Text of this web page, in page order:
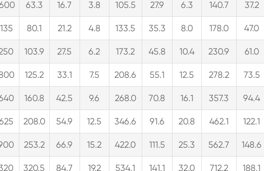
63.3 16.7 3.8 105.5 27.9 6.3 140.7 37.2
80.1 21.2 4.8 133.5 35.3 8.0 178.0 47.0
103.9 27.5 6.2 173.2 45.8 10.4 230.9 61.0
125.2 33.1 7.5 208.6 55.1 12.5 278.2 73.5
160.8 42.5 9.6 268.0 70.8 16.1 357.3 94.4
208.0 54.9 12.5 346.6 91.6 20.8 462.1 122.1
253.2 66.9 15.2 422.0 111.5 25.3 562.7 148.6
320.5 84.7 19.2 534.1 141.1 32.0 712.2 188.1